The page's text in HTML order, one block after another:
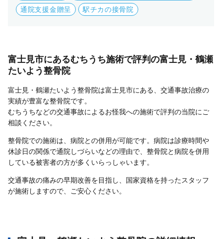
通院支援金贈呈
駅チカの接骨院
富士見市にあるむちうち施術で評判の富士見・鶴瀬
たいよう整骨院
富士見・鶴瀬たいよう整骨院は富士見市にある、交通事故治療の
実績が豊富な整骨院です。
むちうちなどの交通事故によるお怪我への施術で評判の当院にご
相談ください。
整骨院での施術は、病院との併用が可能です。病院は診療時間や
休診日の関係で通院しづらいなどの理由で、整骨院と病院を併用
している被害者の方が多くいらっしゃいます。
交通事故の痛みの早期改善を目指し、国家資格を持ったスタッフ
が施術しますので、ご安心ください。